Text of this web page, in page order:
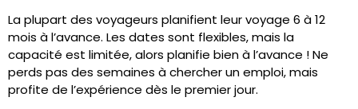
La plupart des voyageurs planifient leur voyage 6 à 12
mois à l’avance. Les dates sont flexibles, mais la
capacité est limitée, alors planifie bien à l’avance ! Ne
perds pas des semaines à chercher un emploi, mais
profite de l’expérience dès le premier jour.